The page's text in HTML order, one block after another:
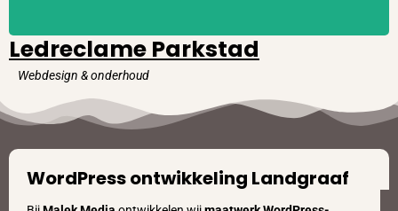
Ledreclame Parkstad
Webdesign & onderhoud
WordPress ontwikkeling Landgraaf